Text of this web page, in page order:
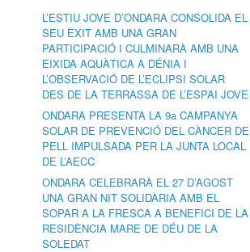
L’ESTIU JOVE D’ONDARA CONSOLIDA EL
SEU ÈXIT AMB UNA GRAN
PARTICIPACIÓ I CULMINARÀ AMB UNA
EIXIDA AQUÀTICA A DÉNIA I
L’OBSERVACIÓ DE L’ECLIPSI SOLAR
DES DE LA TERRASSA DE L’ESPAI JOVE
ONDARA PRESENTA LA 9a CAMPANYA
SOLAR DE PREVENCIÓ DEL CÀNCER DE
PELL IMPULSADA PER LA JUNTA LOCAL
DE L’AECC
ONDARA CELEBRARÀ EL 27 D’AGOST
UNA GRAN NIT SOLIDÀRIA AMB EL
SOPAR A LA FRESCA A BENEFICI DE LA
RESIDÈNCIA MARE DE DÉU DE LA
SOLEDAT